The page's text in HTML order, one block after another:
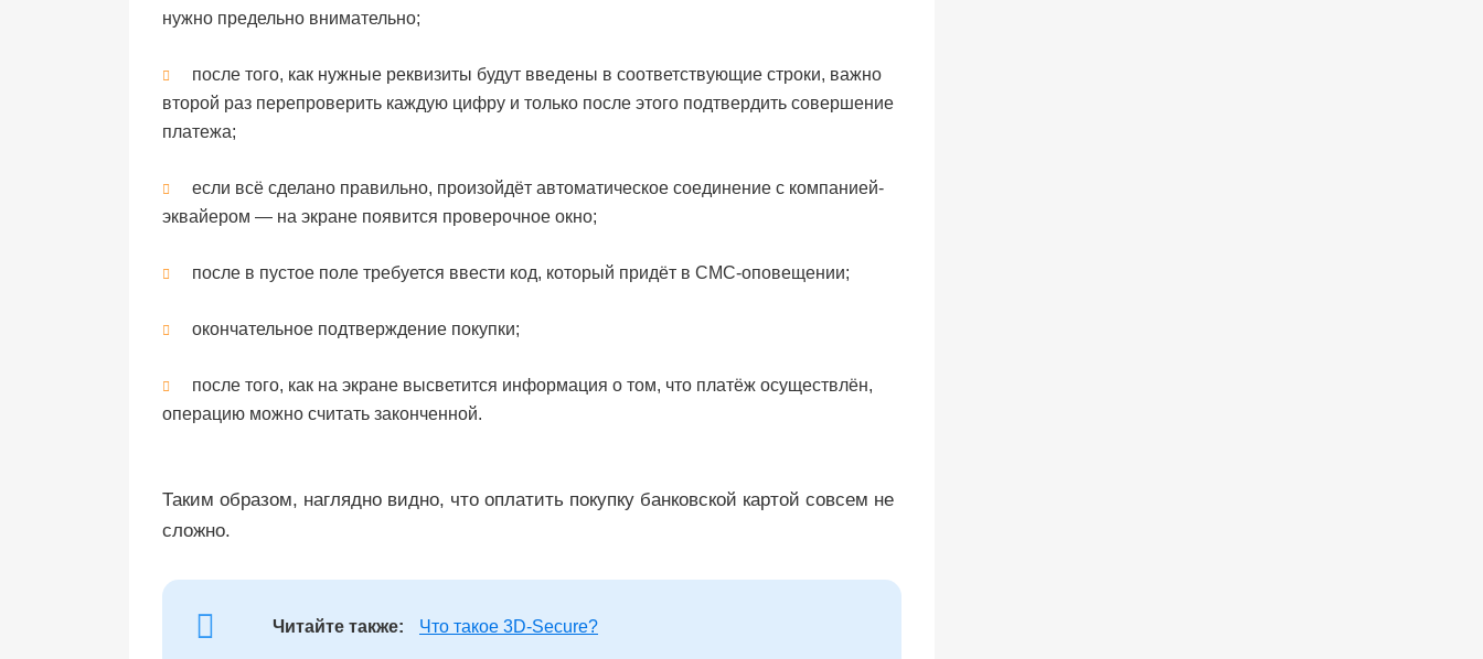
нужно предельно внимательно;
после того, как нужные реквизиты будут введены в соответствующие строки, важно
второй раз перепроверить каждую цифру и только после этого подтвердить совершение
платежа;
если всё сделано правильно, произойдёт автоматическое соединение с компанией-
эквайером — на экране появится проверочное окно;
после в пустое поле требуется ввести код, который придёт в СМС-оповещении;
окончательное подтверждение покупки;
после того, как на экране высветится информация о том, что платёж осуществлён,
операцию можно считать законченной.
Таким образом, наглядно видно, что оплатить покупку банковской картой совсем не
сложно.
Читайте также: Что такое 3D-Secure?